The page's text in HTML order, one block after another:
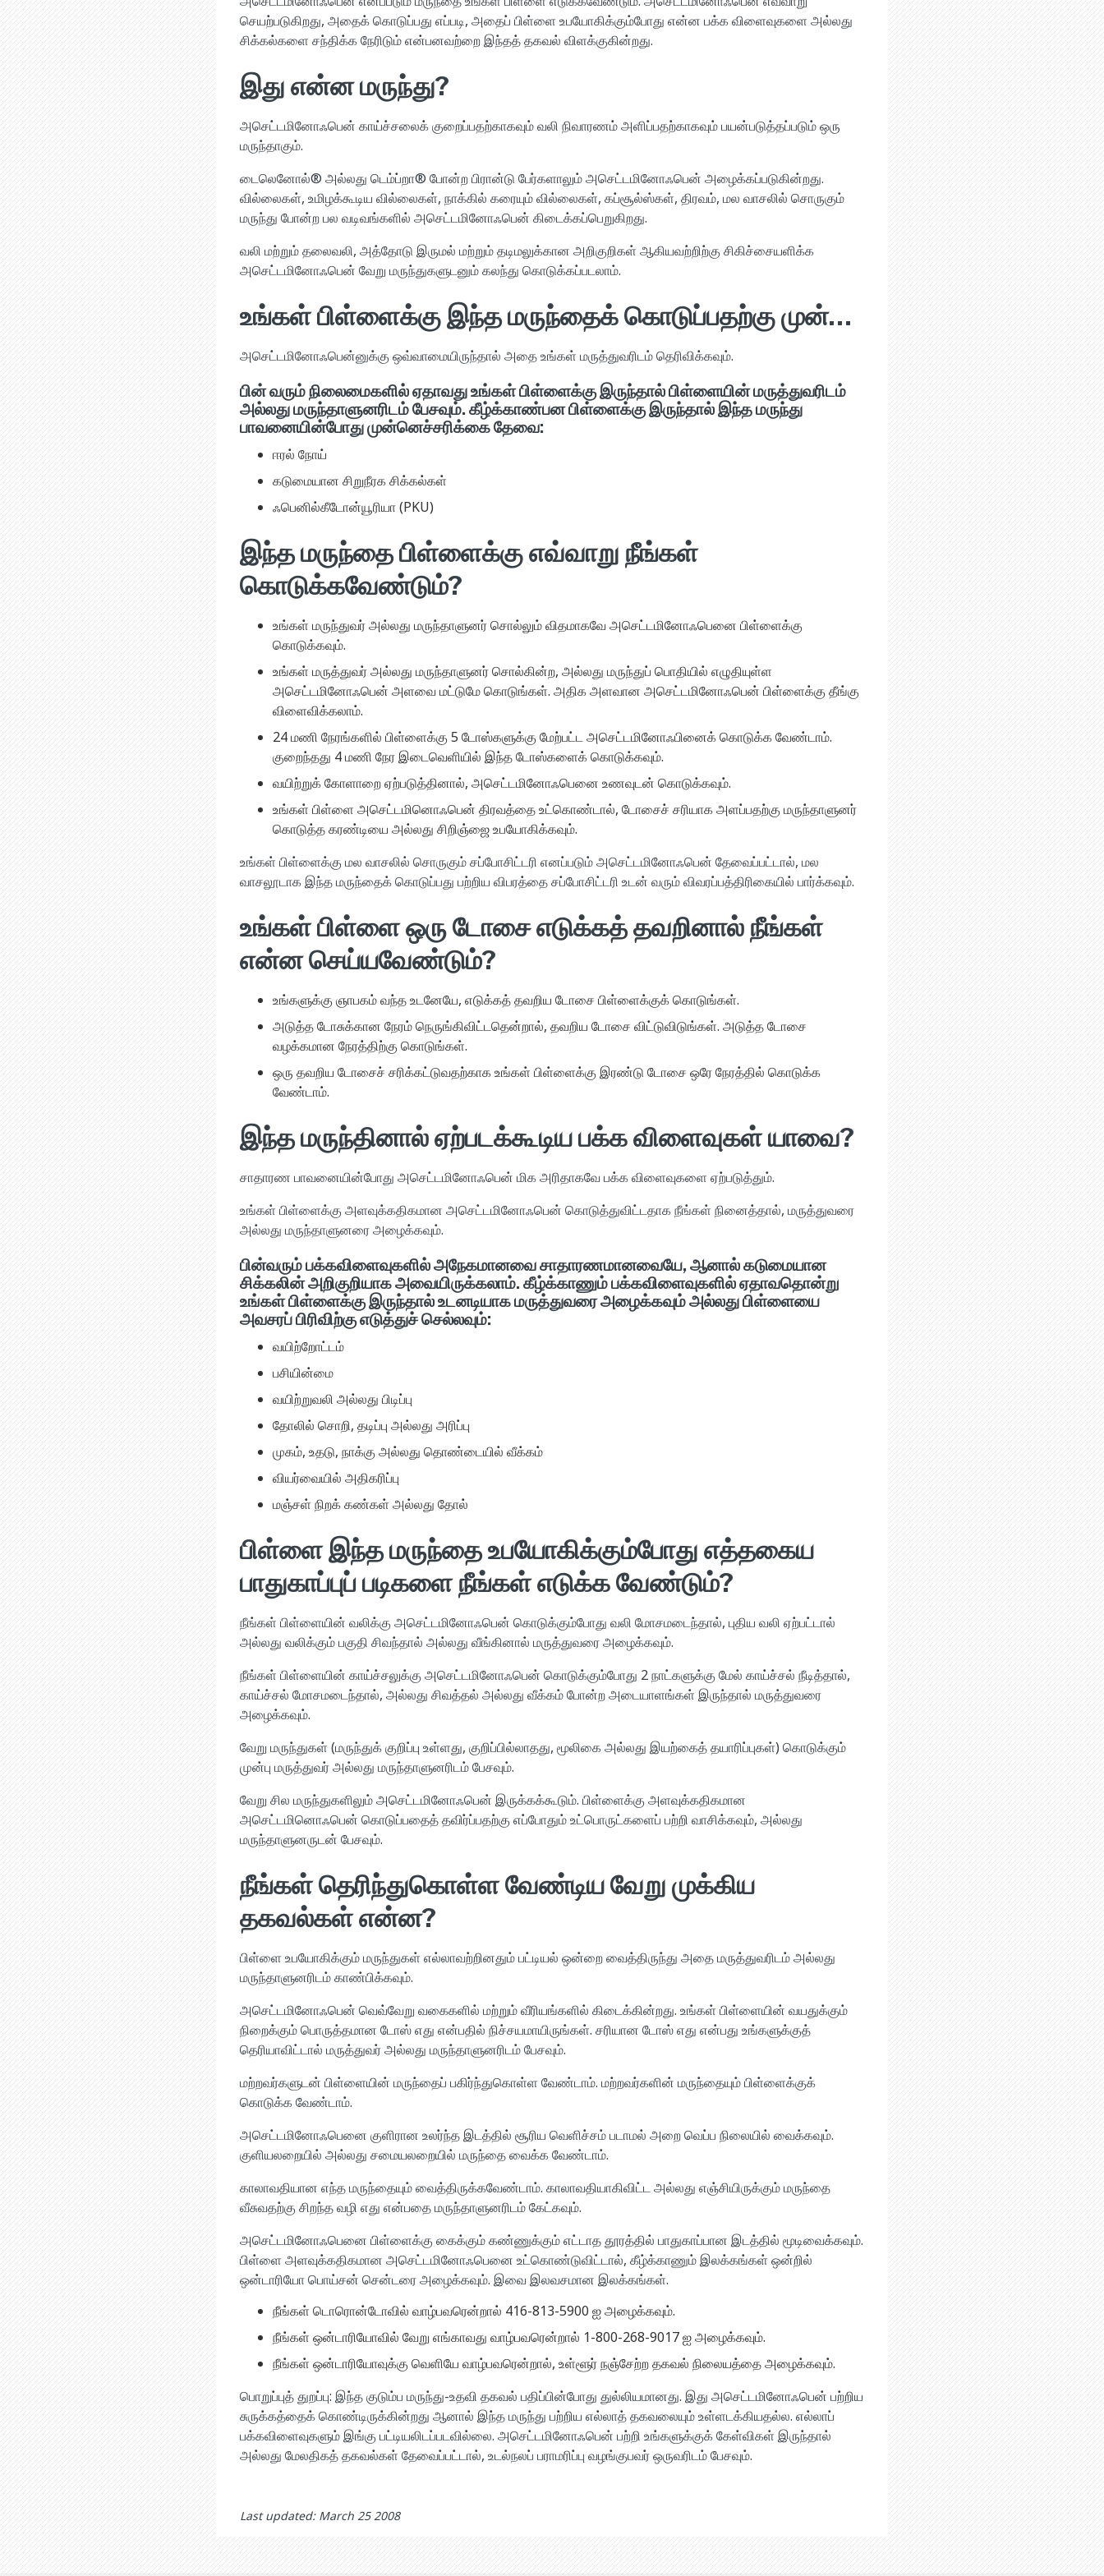
செயற்படுகிறது, அதைக் கொடுப்பது எப்படி, அதைப் பிள்ளை உபயோகிக்கும்போது என்ன பக்க விளைவுகளை அல்லது
சிக்கல்களை சந்திக்க நேரிடும் என்பனவற்றை இந்தத் தகவல் விளக்குகின்றது.
இது என்ன மருந்து?
அசெட்டமினோஃபென் காய்ச்சலைக் குறைப்பதற்காகவும் வலி நிவாரணம் அளிப்பதற்காகவும் பயன்படுத்தப்படும் ஒரு
மருந்தாகும்.
டைலெனோல்® அல்லது டெம்ப்றா® போன்ற பிரான்டு பேர்களாலும் அசெட்டமினோஃபென் அழைக்கப்படுகின்றது.
வில்லைகள், உமிழக்கூடிய வில்லைகள், நாக்கில் கரையும் வில்லைகள், கப்சூல்ஸ்கள், திரவம், மல வாசலில் சொருகும்
மருந்து போன்ற பல வடிவங்களில் அசெட்டமினோஃபென் கிடைக்கப்பெறுகிறது.
வலி மற்றும் தலைவலி, அத்தோடு இருமல் மற்றும் தடிமலுக்கான அறிகுறிகள் ஆகியவற்றிற்கு சிகிச்சையளிக்க
அசெட்டமினோஃபென் வேறு மருந்துகளுடனும் கலந்து கொடுக்கப்படலாம்.
உங்கள் பிள்ளைக்கு இந்த மருந்தைக் கொடுப்பதற்கு முன்…
அசெட்டமினோஃபென்னுக்கு ஒவ்வாமையிருந்தால் அதை உங்கள் மருத்துவரிடம் தெரிவிக்கவும்.
பின் வரும் நிலைமைகளில் ஏதாவது உங்கள் பிள்ளைக்கு இருந்தால் பிள்ளையின் மருத்துவரிடம்
அல்லது மருந்தாளுனரிடம் பேசவும். கீழ்க்காண்பன பிள்ளைக்கு இருந்தால் இந்த மருந்து
பாவனையின்போது முன்னெச்சரிக்கை தேவை:
ஈரல் நோய்
கடுமையான சிறுநீரக சிக்கல்கள்
ஃபெனில்கீடோன்யூரியா (PKU)
இந்த மருந்தை பிள்ளைக்கு எவ்வாறு நீங்கள்
கொடுக்கவேண்டும்?
உங்கள் மருந்துவர் அல்லது மருந்தாளுனர் சொல்லும் விதமாகவே அசெட்டமினோஃபெனை பிள்ளைக்கு
கொடுக்கவும்.
உங்கள் மருத்துவர் அல்லது மருந்தாளுனர் சொல்கின்ற, அல்லது மருந்துப் பொதியில் எழுதியுள்ள
அசெட்டமினோஃபென் அளவை மட்டுமே கொடுங்கள். அதிக அளவான அசெட்டமினோஃபென் பிள்ளைக்கு தீங்கு
விளைவிக்கலாம்.
24 மணி நேரங்களில் பிள்ளைக்கு 5 டோஸ்களுக்கு மேற்பட்ட அசெட்டமினோஃபினைக் கொடுக்க வேண்டாம்.
குறைந்தது 4 மணி நேர இடைவெளியில் இந்த டோஸ்களைக் கொடுக்கவும்.
வயிற்றுக் கோளாறை ஏற்படுத்தினால், அசெட்டமினோஃபெனை உணவுடன் கொடுக்கவும்.
உங்கள் பிள்ளை அசெட்டமினொஃபென் திரவத்தை உட்கொண்டால், டோசைச் சரியாக அளப்பதற்கு மருந்தாளுனர்
கொடுத்த கரண்டியை அல்லது சிறிஞ்ஜை உபயோகிக்கவும்.
உங்கள் பிள்ளைக்கு மல வாசலில் சொருகும் சப்போசிட்டரி எனப்படும் அசெட்டமினோஃபென் தேவைப்பட்டால், மல
வாசலூடாக இந்த மருந்தைக் கொடுப்பது பற்றிய விபரத்தை சப்போசிட்டரி உடன் வரும் விவரப்பத்திரிகையில் பார்க்கவும்.
உங்கள் பிள்ளை ஒரு டோசை எடுக்கத் தவறினால் நீங்கள்
என்ன செய்யவேண்டும்?
உங்களுக்கு ஞாபகம் வந்த உடனேயே, எடுக்கத் தவறிய டோசை பிள்ளைக்குக் கொடுங்கள்.
அடுத்த டோசுக்கான நேரம் நெருங்கிவிட்டதென்றால், தவறிய டோசை விட்டுவிடுங்கள். அடுத்த டோசை
வழக்கமான நேரத்திற்கு கொடுங்கள்.
ஒரு தவறிய டோசைச் சரிக்கட்டுவதற்காக உங்கள் பிள்ளைக்கு இரண்டு டோசை ஒரே நேரத்தில் கொடுக்க
வேண்டாம்.
இந்த மருந்தினால் ஏற்படக்கூடிய பக்க விளைவுகள் யாவை?
சாதாரண பாவனையின்போது அசெட்டமினோஃபென் மிக அரிதாகவே பக்க விளைவுகளை ஏற்படுத்தும்.
உங்கள் பிள்ளைக்கு அளவுக்கதிகமான அசெட்டமினோஃபென் கொடுத்துவிட்டதாக நீங்கள் நினைத்தால், மருத்துவரை
அல்லது மருந்தாளுனரை அழைக்கவும்.
பின்வரும் பக்கவிளைவுகளில் அநேகமானவை சாதாரணமானவையே, ஆனால் கடுமையான
சிக்கலின் அறிகுறியாக அவையிருக்கலாம். கீழ்க்காணும் பக்கவிளைவுகளில் ஏதாவதொன்று
உங்கள் பிள்ளைக்கு இருந்தால் உடனடியாக மருத்துவரை அழைக்கவும் அல்லது பிள்ளையை
அவசரப் பிரிவிற்கு எடுத்துச் செல்லவும்:
வயிற்றோட்டம்
பசியின்மை
வயிற்றுவலி அல்லது பிடிப்பு
தோலில் சொறி, தடிப்பு அல்லது அரிப்பு
முகம், உதடு, நாக்கு அல்லது தொண்டையில் வீக்கம்
வியர்வையில் அதிகரிப்பு
மஞ்சள் நிறக் கண்கள் அல்லது தோல்
பிள்ளை இந்த மருந்தை உபயோகிக்கும்போது எத்தகைய
பாதுகாப்புப் படிகளை நீங்கள் எடுக்க வேண்டும்?
நீங்கள் பிள்ளையின் வலிக்கு அசெட்டமினோஃபென் கொடுக்கும்போது வலி மோசமடைந்தால், புதிய வலி ஏற்பட்டால்
அல்லது வலிக்கும் பகுதி சிவந்தால் அல்லது வீங்கினால் மருத்துவரை அழைக்கவும்.
நீங்கள் பிள்ளையின் காய்ச்சலுக்கு அசெட்டமினோஃபென் கொடுக்கும்போது 2 நாட்களுக்கு மேல் காய்ச்சல் நீடித்தால்,
காய்ச்சல் மோசமடைந்தால், அல்லது சிவத்தல் அல்லது வீக்கம் போன்ற அடையாளங்கள் இருந்தால் மருத்துவரை
அழைக்கவும்.
வேறு மருந்துகள் (மருந்துக் குறிப்பு உள்ளது, குறிப்பில்லாதது, மூலிகை அல்லது இயற்கைத் தயாரிப்புகள்) கொடுக்கும்
முன்பு மருத்துவர் அல்லது மருந்தாளுனரிடம் பேசவும்.
வேறு சில மருந்துகளிலும் அசெட்டமினோஃபென் இருக்கக்கூடும். பிள்ளைக்கு அளவுக்கதிகமான
அசெட்டமினொஃபென் கொடுப்பதைத் தவிர்ப்பதற்கு எப்போதும் உட்பொருட்களைப் பற்றி வாசிக்கவும், அல்லது
மருந்தாளுனருடன் பேசவும்.
நீங்கள் தெரிந்துகொள்ள வேண்டிய வேறு முக்கிய
தகவல்கள் என்ன?
பிள்ளை உபயோகிக்கும் மருந்துகள் எல்லாவற்றினதும் பட்டியல் ஒன்றை வைத்திருந்து அதை மருத்துவரிடம் அல்லது
மருந்தாளுனரிடம் காண்பிக்கவும்.
அசெட்டமினோஃபென் வெவ்வேறு வகைகளில் மற்றும் வீரியங்களில் கிடைக்கின்றது. உங்கள் பிள்ளையின் வயதுக்கும்
நிறைக்கும் பொருத்தமான டோஸ் எது என்பதில் நிச்சயமாயிருங்கள். சரியான டோஸ் எது என்பது உங்களுக்குத்
தெரியாவிட்டால் மருத்துவர் அல்லது மருந்தாளுனரிடம் பேசவும்.
மற்றவர்களுடன் பிள்ளையின் மருந்தைப் பகிர்ந்துகொள்ள வேண்டாம். மற்றவர்களின் மருந்தையும் பிள்ளைக்குக்
கொடுக்க வேண்டாம்.
அசெட்டமினோஃபெனை குளிரான உலர்ந்த இடத்தில் சூரிய வெளிச்சம் படாமல் அறை வெப்ப நிலையில் வைக்கவும்.
குளியலறையில் அல்லது சமையலறையில் மருந்தை வைக்க வேண்டாம்.
காலாவதியான எந்த மருந்தையும் வைத்திருக்கவேண்டாம். காலாவதியாகிவிட்ட அல்லது எஞ்சியிருக்கும் மருந்தை
வீசுவதற்கு சிறந்த வழி எது என்பதை மருந்தாளுனரிடம் கேட்கவும்.
அசெட்டமினோஃபெனை பிள்ளைக்கு கைக்கும் கண்ணுக்கும் எட்டாத தூரத்தில் பாதுகாப்பான இடத்தில் மூடிவைக்கவும்.
பிள்ளை அளவுக்கதிகமான அசெட்டமினோஃபெனை உட்கொண்டுவிட்டால், கீழ்க்காணும் இலக்கங்கள் ஒன்றில்
ஒன்டாரியோ பொய்சன் சென்டரை அழைக்கவும். இவை இலவசமான இலக்கங்கள்.
நீங்கள் டொரொன்டோவில் வாழ்பவரென்றால் 416-813-5900 ஐ அழைக்கவும்.
நீங்கள் ஒன்டாரியோவில் வேறு எங்காவது வாழ்பவரென்றால் 1-800-268-9017 ஐ அழைக்கவும்.
நீங்கள் ஒன்டாரியோவுக்கு வெளியே வாழ்பவரென்றால், உள்ளூர் நஞ்சேற்ற தகவல் நிலையத்தை அழைக்கவும்.
பொறுப்புத் துறப்பு: இந்த குடும்ப மருந்து-உதவி தகவல் பதிப்பின்போது துல்லியமானது. இது அசெட்டமினோஃபென் பற்றிய
சுருக்கத்தைக் கொண்டிருக்கின்றது ஆனால் இந்த மருந்து பற்றிய எல்லாத் தகவலையும் உள்ளடக்கியதல்ல. எல்லாப்
பக்கவிளைவுகளும் இங்கு பட்டியலிடப்படவில்லை. அசெட்டமினோஃபென் பற்றி உங்களுக்குக் கேள்விகள் இருந்தால்
அல்லது மேலதிகத் தகவல்கள் தேவைப்பட்டால், உடல்நலப் பராமரிப்பு வழங்குபவர் ஒருவரிடம் பேசவும்.
Last updated: March 25 2008